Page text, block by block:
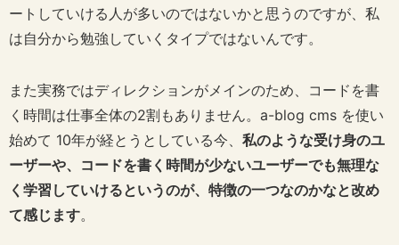
ートしていける人が多いのではないかと思うのですが、私
は自分から勉強していくタイプではないんです。
また実務ではディレクションがメインのため、コードを書
く時間は仕事全体の2割もありません。a-blog cms を使い
始めて 10年が経とうとしている今、 私のような受け身のユ
ーザーや、コードを書く時間が少ないユーザーでも無理な
く学習していけるというのが、特徴の一つなのかなと改め
て感じます。